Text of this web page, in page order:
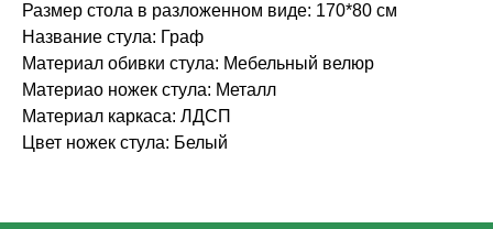
Размер стола в разложенном виде: 170*80 см
Название стула: Граф
Материал обивки стула: Мебельный велюр
Материао ножек стула: Металл
Материал каркаса: ЛДСП
Цвет ножек стула: Белый